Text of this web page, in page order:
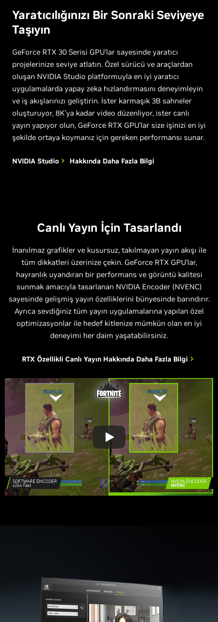
Yaratıcılığınızı
Taşıyın
GeForce RTX 30 Serisi GPU'lar sayesinde yaratıcı
projelerinize seviye atlatın. Özel sürücü ve araçlardan
oluşan NVIDIA Studio platformuyla en iyi yaratıcı
uygulamalarda yapay zeka hızlandırmasını deneyimleyin
ve iş akışlarınızı geliştirin. İster karmaşık 3B sahneler
oluşturuyor, 8K’ya kadar video düzenliyor, ister canlı
yayın yapıyor olun, GeForce RTX GPU'lar size işinizi en iyi
şekilde ortaya koymanız için gereken performansı sunar.
Canlı Yayın İçin Tasarlandı
İnanılmaz grafikler ve kusursuz, takılmayan yayın akışı ile
tüm dikkatleri üzerinize çekin. GeForce RTX GPU'lar,
hayranlık uyandıran bir performans ve görüntü kalitesi
sunmak amacıyla tasarlanan NVIDIA Encoder (NVENC)
sayesinde gelişmiş yayın özelliklerini bünyesinde barındırır.
Ayrıca sevdiğiniz tüm yayın uygulamalarına yapılan özel
optimizasyonlar ile hedef kitlenize mümkün olan en iyi
deneyimi her daim yaşatabilirsiniz.
RTX Özellikli Canlı Yayın Hakkında DahaFazla Bilgi